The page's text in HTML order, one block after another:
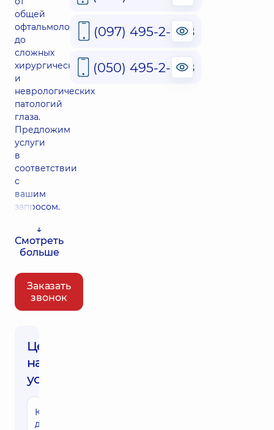
общей
офтальмологии
до
сложных
хирургических
и
неврологических
патологий
глаза.
Предложим
услуги
в
соответствии
с
вашим
запросом.
↓
Смотреть
больше
Заказать
звонок
Цены
на
услуги
Консультация
детского
(097) 495-2-888
(050) 495-2-888